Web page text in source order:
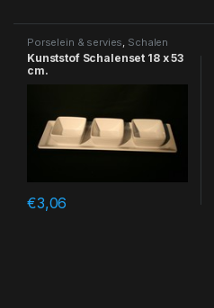
Porselein & servies Schalen
Kunststof Schalenset 18 x 53
cm.
€3,06